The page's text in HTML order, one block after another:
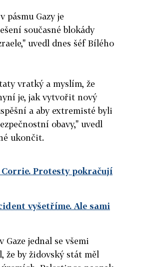
pásmu Gazy je
současné blokády
uvedl dnes šéf Bílého
vratký a myslím, že
je, jak vytvořit nový
a aby extremisté byli
obavy," uvedl
ukončit.
Protesty pokračují
vyšetříme. Ale sami
jednal se všemi
že by židovský stát měl